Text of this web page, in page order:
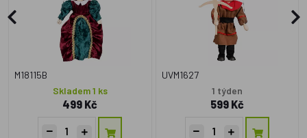
M18115B
Skladem 1 ks
499 Kč
UVM1627
1 týden
599 Kč